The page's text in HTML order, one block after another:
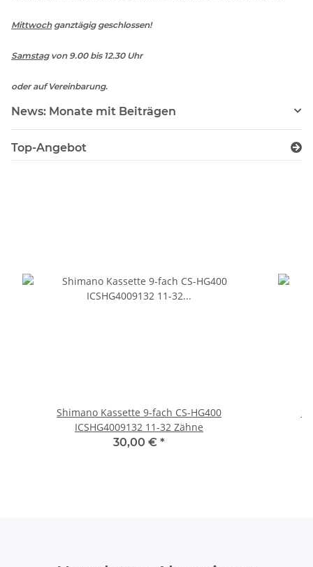
Mittwochganztägig geschlossen!
Samstagvon 9.00 bis 12.30 Uhr
oder auf Vereinbarung.
News: Monate mit Beiträgen
Top-Angebot
Shimano Kassette 9-fach CS-HG400
ICSHG4009132 11-32 Zähne
30,00 € *